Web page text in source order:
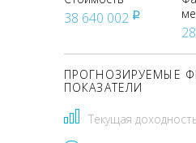
38 640 002 pуб
ПРОГНОЗИРУЕМЫЕ
ПОКАЗАТЕЛИ
Текущая